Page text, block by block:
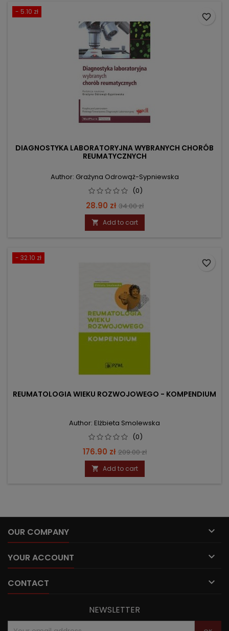
- 5.10 zł
DIAGNOSTYKA LABORATORYJNA WYBRANYCH CHORÓB
REUMATYCZNYCH
Author: Grażyna Odrowąż-Sypniewska
(0)
Price
28.90 zł Regular
price
34.00 zł
 Add to cart
favorite_border
- 32.10 zł
REUMATOLOGIA WIEKU ROZWOJOWEGO - KOMPENDIUM
Author: Elżbieta Smolewska
(0)
Price
176.90 zł Regular
price
209.00 zł
 Add to cart
favorite_border
OUR COMPANY 
YOUR ACCOUNT 
CONTACT 
NEWSLETTER